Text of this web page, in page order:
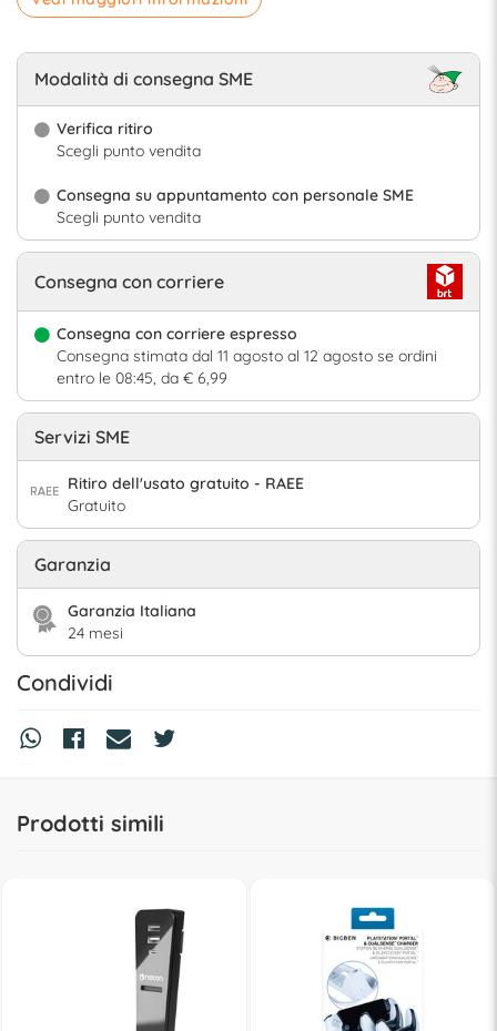
Modalità di consegna SME
Verifica ritiro
Scegli punto vendita
Consegna su appuntamento con personale SME
Scegli punto vendita
Consegna con corriere
Consegna con corriere espresso
Consegna stimata dal 11 agosto al 12 agosto se ordini
entro le 08:45, da € 6,99
Servizi SME
Ritiro dell'usato gratuito - RAEE
Gratuito
Garanzia
Garanzia Italiana
24 mesi
Condividi
Prodotti simili